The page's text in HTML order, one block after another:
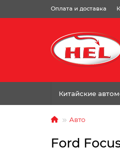
Оплата и доставка
Китайские
Авто
Ford